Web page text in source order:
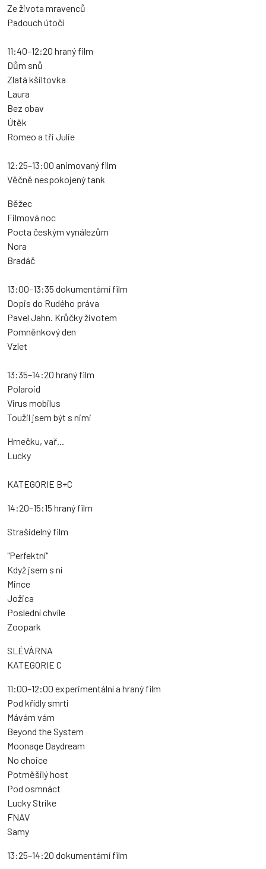
Ze života mravenců
Padouch útočí
11:40–12:20 hraný film
Dům snů
Zlatá kšiltovka
Laura
Bez obav
Útěk
Romeo a tři Julie
12:25–13:00 animovaný film
Věčně nespokojený tank
Běžec
Filmová noc
Pocta českým vynálezům
Nora
Bradáč
13:00–13:35 dokumentární film
Dopis do Rudého práva
Pavel Jahn. Krůčky životem
Pomněnkový den
Vzlet
13:35–14:20 hraný film
Polaroid
Virus mobilus
Toužil jsem být s nimi
Hrnečku, vař...
Lucky
KATEGORIE B+C
14:20–15:15 hraný film
Strašidelný film
"Perfektní"
Když jsem s ní
Mince
Jožica
Poslední chvíle
Zoopark
SLÉVÁRNA
KATEGORIE C
11:00–12:00 experimentální a hraný film
Pod křídly smrti
Mávám vám
Beyond the System
Moonage Daydream
No choice
Potměšilý host
Pod osmnáct
Lucky Strike
FNAV
Samy
13:25–14:20 dokumentární film